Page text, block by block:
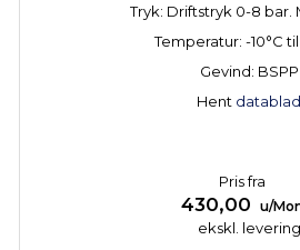
Tryk: Driftstryk 0-8 bar.
Temperatur: -10°C til
Gevind: BSPP
Hent datablad
Pris fra
430,00 u/
ekskl. levering